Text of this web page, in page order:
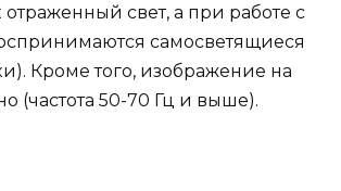
отраженный свет, а при работе с
самосветящиеся
Кроме того, изображение на
(частота 50-70 Гц и выше).